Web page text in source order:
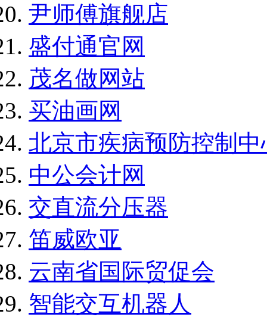
尹师傅旗舰店
盛付通官网
茂名做网站
买油画网
北京市疾病预防控制中
中公会计网
交直流分压器
笛威欧亚
云南省国际贸促会
智能交互机器人